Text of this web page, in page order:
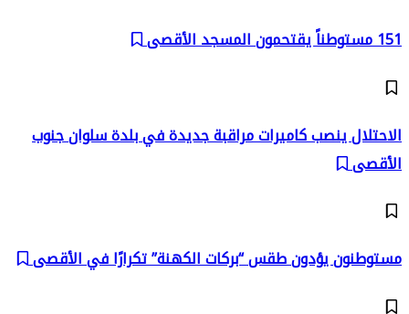
151 مستوطناً يقتحمون المسجد الأقصى
الاحتلال ينصب كاميرات مراقبة جديدة في بلدة سلوان جنوب
الأقصى
مستوطنون يؤدون طقس “بركات الكهنة” تكرارًا في الأقصى